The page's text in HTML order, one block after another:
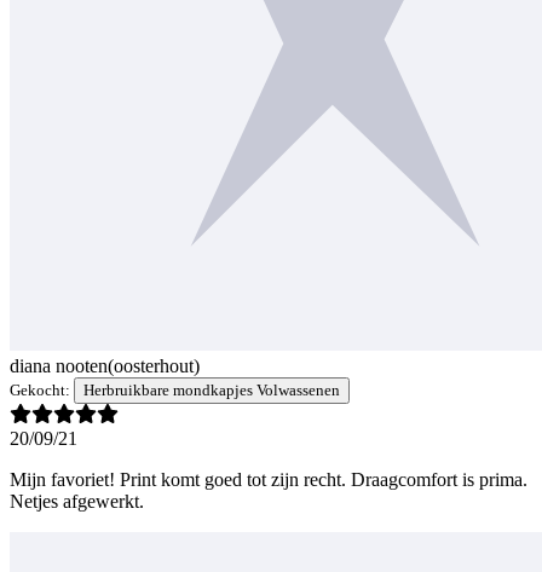
diana nooten(oosterhout)
Gekocht: Herbruikbare mondkapjes Volwassenen
20/09/21
Mijn favoriet! Print komt goed tot zijn recht. Draagcomfort is prima.
Netjes afgewerkt.